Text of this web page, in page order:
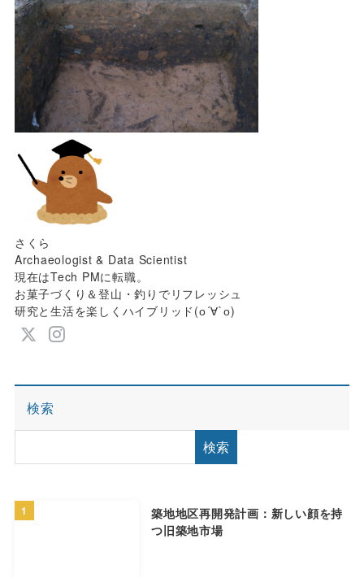
さくら
Archaeologist & Data Scientist
現在はTech PMに転職。
お菓子づくり＆登山・釣りでリフレッシュ
研究と生活を楽しくハイブリッド(о´∀`о)
検索
検索
1
築地地区再開発計画：新しい顔を持
つ旧築地市場